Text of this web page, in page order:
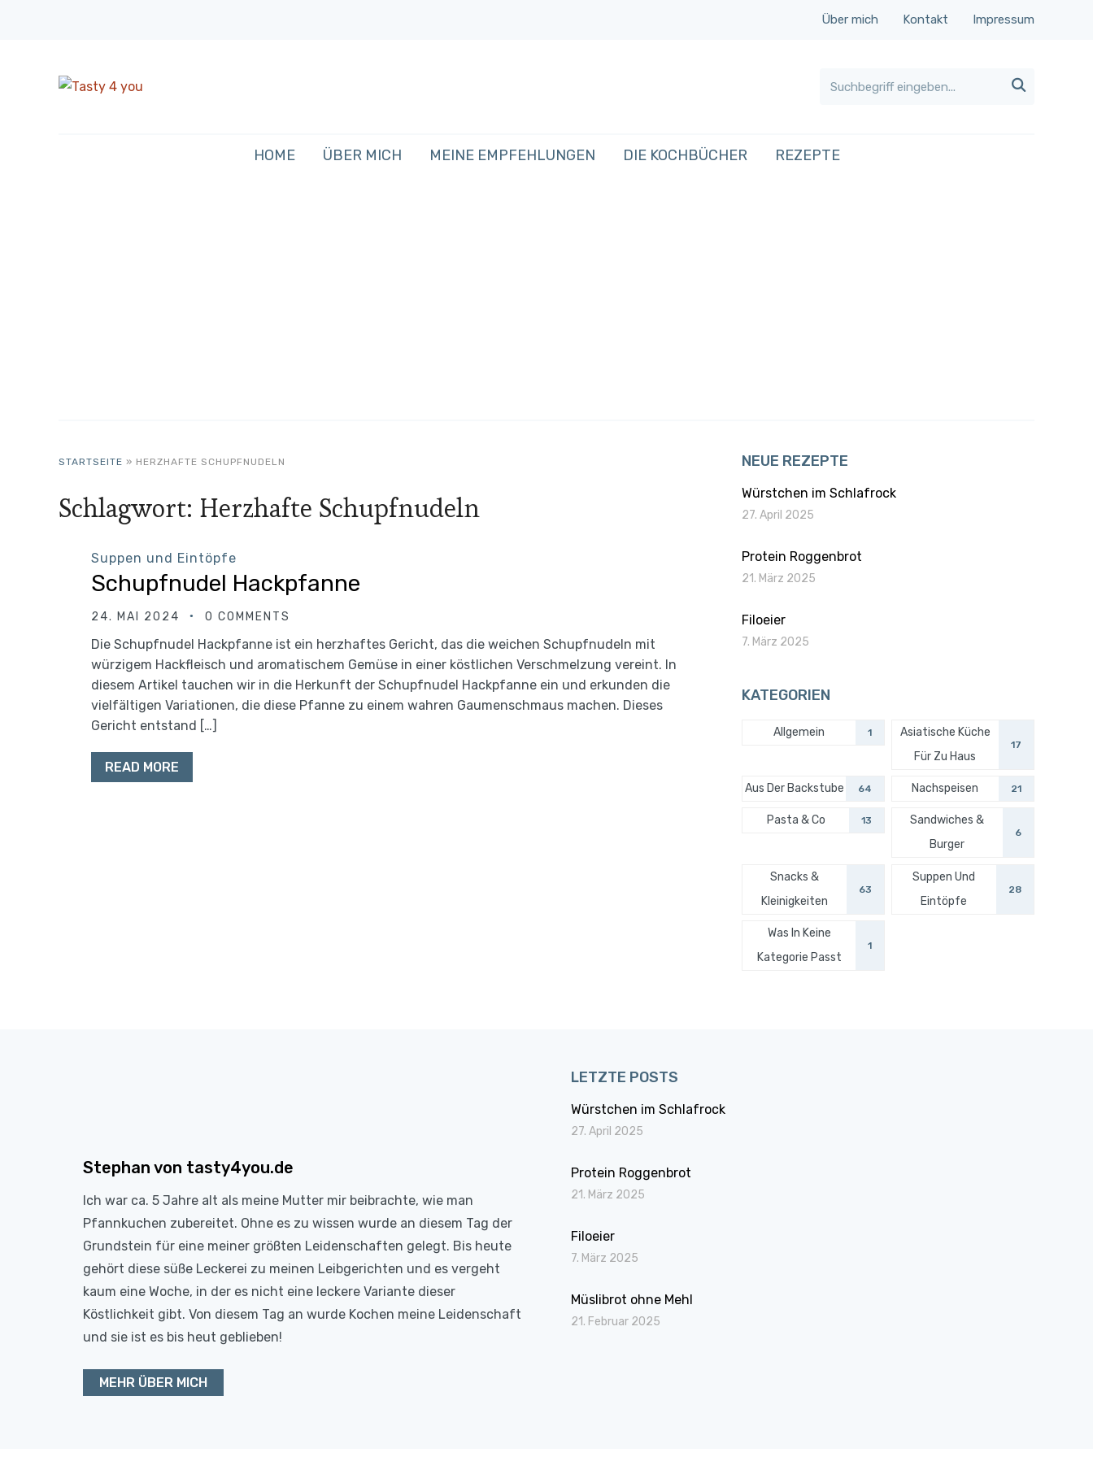
Über mich Kontakt Impressum

HOME ÜBER MICH MEINE EMPFEHLUNGEN DIE KOCHBÜCHER REZEPTE
STARTSEITE » HERZHAFTE SCHUPFNUDELN
Schlagwort: Herzhafte Schupfnudeln
Suppen und Eintöpfe
Schupfnudel Hackpfanne
24. MAI 2024 0 COMMENTS
Die Schupfnudel Hackpfanne ist ein herzhaftes Gericht, das die weichen Schupfnudeln mit
würzigem Hackfleisch und aromatischem Gemüse in einer köstlichen Verschmelzung vereint. In
diesem Artikel tauchen wir in die Herkunft der Schupfnudel Hackpfanne ein und erkunden die
vielfältigen Variationen, die diese Pfanne zu einem wahren Gaumenschmaus machen. Dieses
Gericht entstand […]
READ MORE
NEUE REZEPTE
Würstchen im Schlafrock
27. April 2025
Protein Roggenbrot
21. März 2025
Filoeier
7. März 2025
KATEGORIEN
Allgemein 1
Asiatische Küche
Für Zu Haus
17
Aus Der Backstube 64 Nachspeisen 21
Pasta & Co 13
Sandwiches &
Burger
6
Snacks &
Kleinigkeiten
63
Suppen Und
Eintöpfe
28
Was In Keine
Kategorie Passt
1
Stephan von tasty4you.de
Ich war ca. 5 Jahre alt als meine Mutter mir beibrachte, wie man
Pfannkuchen zubereitet. Ohne es zu wissen wurde an diesem Tag der
Grundstein für eine meiner größten Leidenschaften gelegt. Bis heute
gehört diese süße Leckerei zu meinen Leibgerichten und es vergeht
kaum eine Woche, in der es nicht eine leckere Variante dieser
Köstlichkeit gibt. Von diesem Tag an wurde Kochen meine Leidenschaft
und sie ist es bis heut geblieben!
MEHR ÜBER MICH
LETZTE POSTS
Würstchen im Schlafrock
27. April 2025
Protein Roggenbrot
21. März 2025
Filoeier
7. März 2025
Müslibrot ohne Mehl
21. Februar 2025